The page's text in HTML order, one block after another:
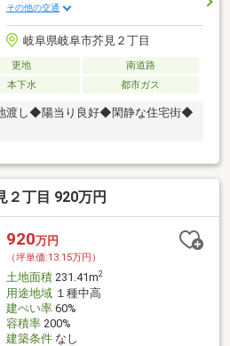
その他の交通
岐阜県岐阜市芥見２丁目
更地
南道路
本下水 都市ガス
し◆陽当り良好◆閑静な住宅街◆
２丁目 920万円
920万円
（坪単価:13.15万円）
土地面積231.41m2
用途地域１種中高
建ぺい率60%
容積率200%
建築条件なし